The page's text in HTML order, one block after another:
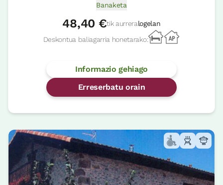
Banaketa
48,40 €tik aurreralogelan
Deskontua baliagarria honetarako:
Informazio gehiago
Erreserbatu orain